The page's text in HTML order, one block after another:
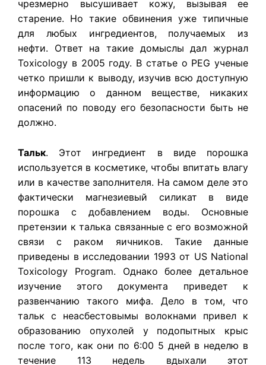
чрезмерно высушивает кожу, вызывая ее
старение. Но такие обвинения уже типичные
для любых ингредиентов, получаемых из
нефти. Ответ на такие домыслы дал журнал
Toxicology в 2005 году. В статье о PEG ученые
четко пришли к выводу, изучив всю доступную
информацию о данном веществе, никаких
опасений по поводу его безопасности быть не
должно.
Тальк. Этот ингредиент в виде порошка
используется в косметике, чтобы впитать влагу
или в качестве заполнителя. На самом деле это
фактически магнезиевый силикат в виде
порошка с добавлением воды. Основные
претензии к талька связанные с его возможной
связи с раком яичников. Такие данные
приведены в исследовании 1993 от US National
Toxicology Program. Однако более детальное
изучение этого документа приведет к
развенчанию такого мифа. Дело в том, что
тальк с неасбестовымы волокнами привел к
образованию опухолей у подопытных крыс
после того, как они по 6:00 5 дней в неделю в
течение 113 недель вдыхали этот